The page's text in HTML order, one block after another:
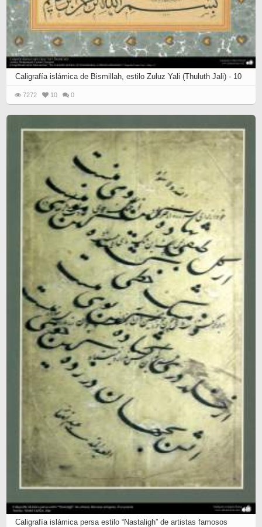
Caligrafía islámica de Bismillah, estilo Zuluz Yali (Thuluth Jali) - 10
7272 10 0
Caligrafía islámica persa estilo “Nastaligh” de artistas famosos